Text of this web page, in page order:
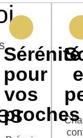
Sérénité
pour
vos
proches